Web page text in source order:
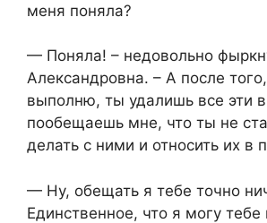
меня поняла?
— Поняла! – недовольно
Александровна. – А после
выполню, ты удалишь все эти
пообещаешь мне, что ты не
делать с ними и относить их в
— Ну, обещать я тебе точно
Единственное, что я могу